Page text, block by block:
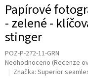
Papírové
- zelené -
stinger
POZ-P-272-11-GRN
Průměrné
hodnocení
Neohodnoceno (Recenze
Značka: Superior